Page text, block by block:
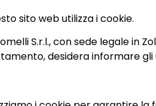
sito web utilizza i cookie.
S.r.l., con sede legale in
desidera informare gli